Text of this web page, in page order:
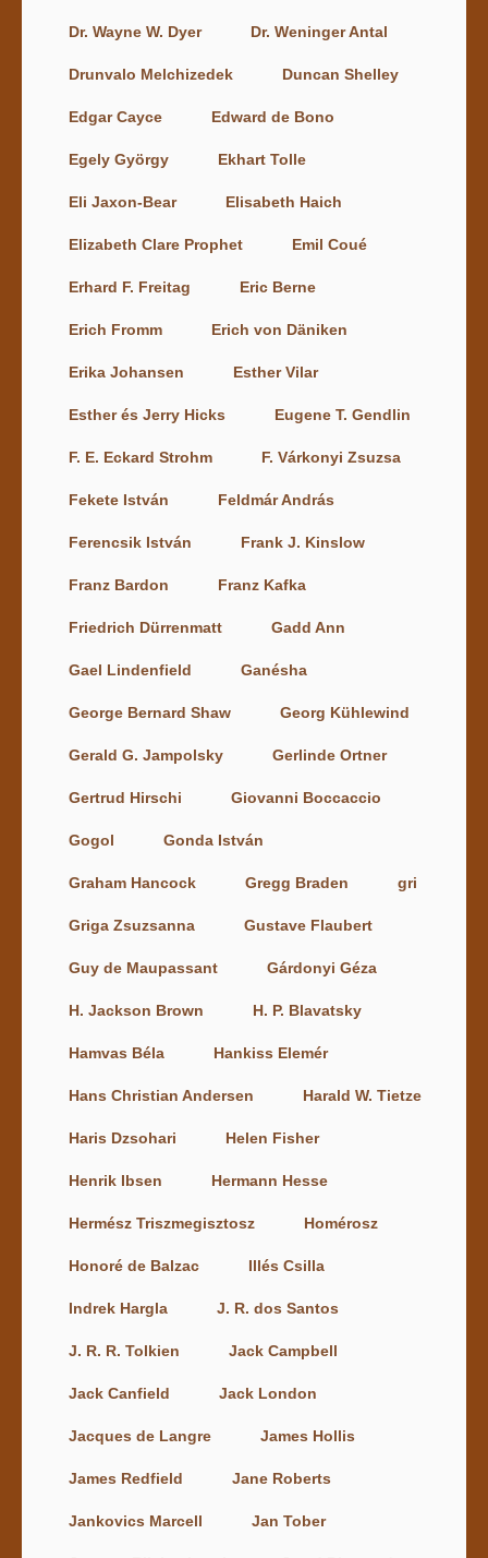
Dr. Wayne W. Dyer Dr. Weninger Antal
Drunvalo Melchizedek Duncan Shelley
Edgar Cayce Edward de Bono
Egely György Ekhart Tolle
Eli Jaxon-Bear Elisabeth Haich
Elizabeth Clare Prophet Emil Coué
Erhard F. Freitag Eric Berne
Erich Fromm Erich von Däniken
Erika Johansen Esther Vilar
Esther és Jerry Hicks Eugene T. Gendlin
F. E. Eckard Strohm F. Várkonyi Zsuzsa
Fekete István Feldmár András
Ferencsik István Frank J. Kinslow
Franz Bardon Franz Kafka
Friedrich Dürrenmatt Gadd Ann
Gael Lindenfield Ganésha
George Bernard Shaw Georg Kühlewind
Gerald G. Jampolsky Gerlinde Ortner
Gertrud Hirschi Giovanni Boccaccio
Gogol Gonda István
Graham Hancock Gregg Braden gri
Griga Zsuzsanna Gustave Flaubert
Guy de Maupassant Gárdonyi Géza
H. Jackson Brown H. P. Blavatsky
Hamvas Béla Hankiss Elemér
Hans Christian Andersen Harald W. Tietze
Haris Dzsohari Helen Fisher
Henrik Ibsen Hermann Hesse
Hermész Triszmegisztosz Homérosz
Honoré de Balzac Illés Csilla
Indrek Hargla J. R. dos Santos
J. R. R. Tolkien Jack Campbell
Jack Canfield Jack London
Jacques de Langre James Hollis
James Redfield Jane Roberts
Jankovics Marcell Jan Tober